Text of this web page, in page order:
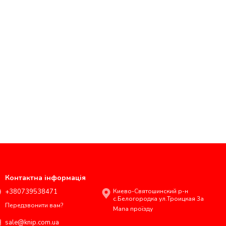
Контактна інформація
+380739538471
Передзвонити вам?
sale@knip.com.ua
Киево-Святошинский р-н
с.Белогородка ул.Троицкая 3а
Мапа проїзду